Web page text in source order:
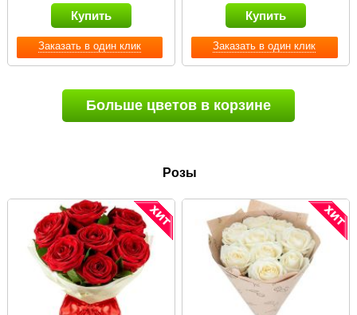
Заказать в один клик
Купить
Заказать в один клик
Купить
Больше цветов в корзине
Розы